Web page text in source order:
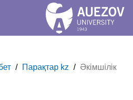
/ Парақтар kz / Әкімшілік